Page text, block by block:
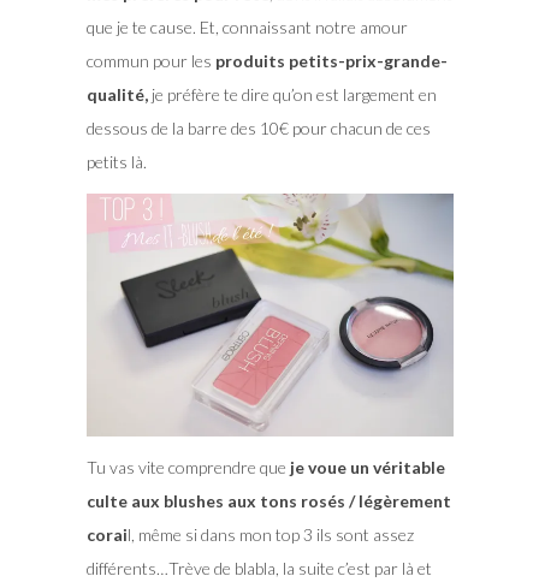
que je te cause. Et, connaissant notre amour
commun pour les produits petits-prix-grande-
qualité,je préfère te dire qu’on est largement en
dessous de la barre des 10€ pour chacun de ces
petits là.
Tu vas vite comprendre que je voue un véritable
culte aux blushes aux tons rosés / légèrement
corail, même si dans mon top 3 ils sont assez
différents…Trève de blabla, la suite c’est par là et